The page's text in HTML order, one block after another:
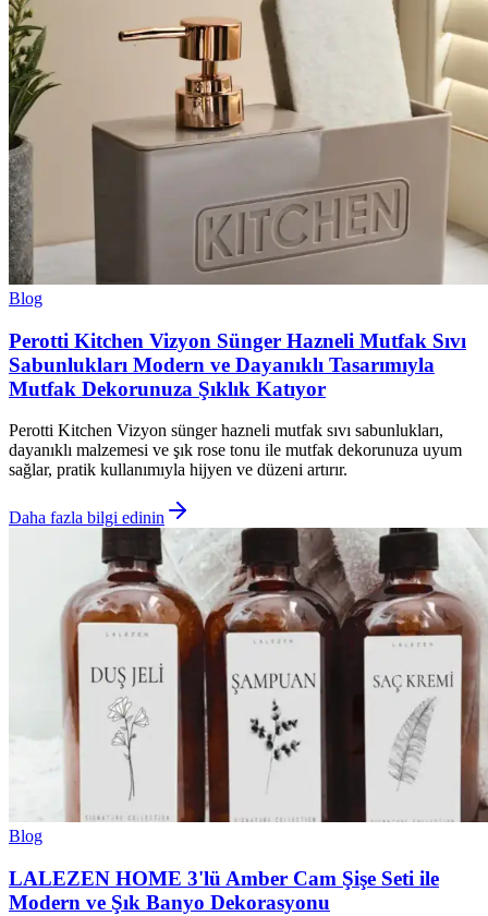
Blog
Perotti Kitchen Vizyon Sünger Hazneli Mutfak Sıvı
Sabunlukları Modern ve Dayanıklı Tasarımıyla
Mutfak Dekorunuza Şıklık Katıyor
Perotti Kitchen Vizyon sünger hazneli mutfak sıvı sabunlukları,
dayanıklı malzemesi ve şık rose tonu ile mutfak dekorunuza uyum
sağlar, pratik kullanımıyla hijyen ve düzeni artırır.
Daha fazla bilgi edinin
Blog
LALEZEN HOME 3'lü Amber Cam Şişe Seti ile
Modern ve Şık Banyo Dekorasyonu